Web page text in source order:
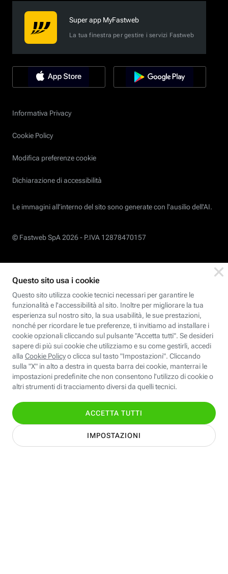
Super app MyFastweb
La tua finestra per gestire i servizi Fastweb
Informativa Privacy
Cookie Policy
Modifica preferenze cookie
Dichiarazione di accessibilità
Le immagini all’interno del sito sono generate con l'ausilio dell'AI.
© Fastweb SpA 2026 - P.IVA 12878470157